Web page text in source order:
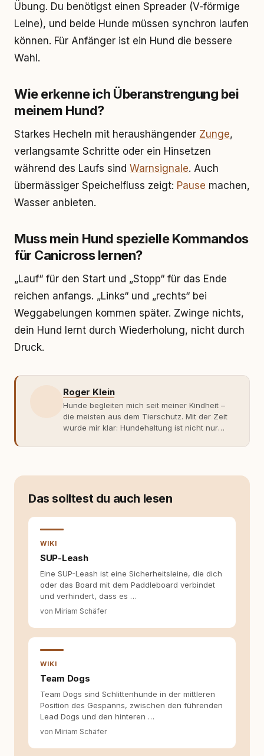
Übung. Du benötigst einen Spreader (V-förmige
Leine), und beide Hunde müssen synchron laufen
können. Für Anfänger ist ein Hund die bessere
Wahl.
Wie erkenne ich Überanstrengung bei
meinem Hund?
Starkes Hecheln mit heraushängender Zunge,
verlangsamte Schritte oder ein Hinsetzen
während des Laufs sind Warnsignale. Auch
übermässiger Speichelfluss zeigt: Pause machen,
Wasser anbieten.
Muss mein Hund spezielle Kommandos
für Canicross lernen?
„Lauf“ für den Start und „Stopp“ für das Ende
reichen anfangs. „Links“ und „rechts“ bei
Weggabelungen kommen später. Zwinge nichts,
dein Hund lernt durch Wiederholung, nicht durch
Druck.
Roger Klein
Hunde begleiten mich seit meiner Kindheit –
die meisten aus dem Tierschutz. Mit der Zeit
wurde mir klar: Hundehaltung ist nicht nur
Fachwissen. Der Wendepunkt kam mit meinem
moderner Hundeerziehung
entsteht echte Bindung dort, wo Verständnis
Wissen ersetzt – nicht umgekehrt. Aus dieser
Hundehalter:innen in Deutschland, Österreich
und der Schweiz. Meine Überzeugung:
Tierschutz beginnt mit Wissen. Wer seinen
Hund versteht, trifft bessere Entscheidungen –
für ein Zusammenleben, das beiden guttut.
Das solltest du auch lesen
WIKI
SUP-Leash
Eine SUP-Leash ist eine Sicherheitsleine, die dich
oder das Board mit dem Paddleboard verbindet
und verhindert, dass es …
von Miriam Schäfer
WIKI
Team Dogs
Team Dogs sind Schlittenhunde in der mittleren
Position des Gespanns, zwischen den führenden
Lead Dogs und den hinteren …
von Miriam Schäfer